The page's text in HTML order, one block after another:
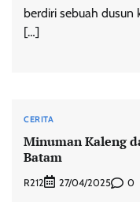
berdiri sebuah dusun
[…]
CERITA
Minuman Kaleng
Batam
R212 27/04/2025 0